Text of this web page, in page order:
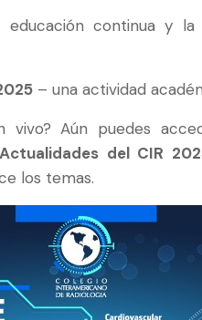
continua y
– una actividad
vivo? Aún puedes
del CIR
los temas.